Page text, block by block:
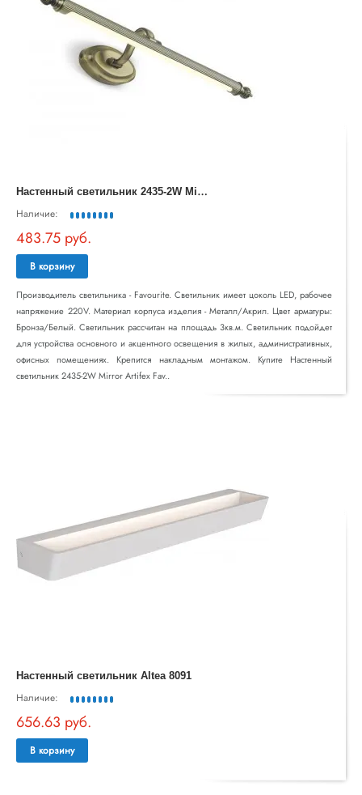
Н
астенный светильник 2435-2W Mirror Artifex Favourite
Наличие:
483.75 руб.
В корзину
Производитель светильника - Favourite. Светильник имеет цоколь LED, рабочее
напряжение 220V. Материал корпуса изделия - Металл/Акрил. Цвет арматуры:
Бронза/Белый. Светильник рассчитан на площадь 3кв.м. Светильник подойдет
для устройства основного и акцентного освещения в жилых, административных,
офисных помещениях. Крепится накладным монтажом. Купите Настенный
светильник 2435-2W Mirror Artifex Fav..
Настенный светильник Altea 8091
Наличие:
656.63 руб.
В корзину